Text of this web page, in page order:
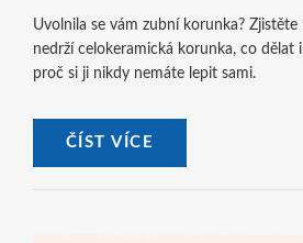
Uvolnila se vám zubní korunka?
nedrží celokeramická korunka, co dělat
proč si ji nikdy nemáte lepit sami.
ČÍST VÍCE